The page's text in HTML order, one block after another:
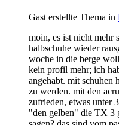
Gast erstellte Thema in
moin, es ist nicht mehr
halbschuhe wieder
woche in die berge
kein profil mehr; ich
angehabt. mit schuhen
zu werden. mit den
zufrieden, etwas unter
"den gelben" die TX 3